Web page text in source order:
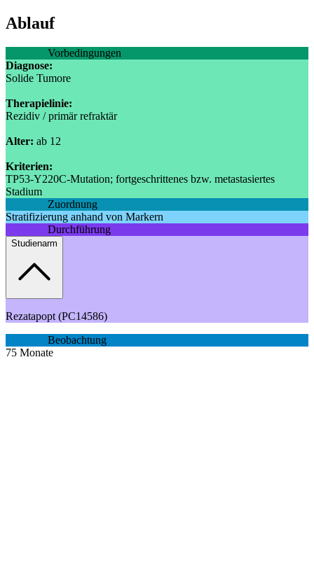
Ablauf
Vorbedingungen
Diagnose:
Solide Tumore
Therapielinie:
Rezidiv / primär refraktär
Alter: ab 12
Kriterien:
TP53-Y220C-Mutation; fortgeschrittenes bzw. metastasiertes
Stadium
Zuordnung
Stratifizierung anhand von Markern
Durchführung
Studienarm
Rezatapopt (PC14586)
Beobachtung
75 Monate